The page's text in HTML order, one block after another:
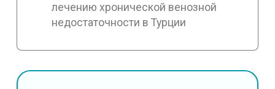
лечению хронической венозной
недостаточности в Турции